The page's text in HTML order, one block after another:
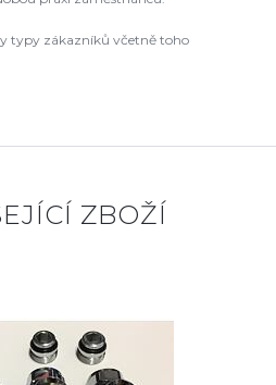
typy zákazníků včetně toho
ZBOŽÍ